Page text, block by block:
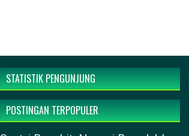
STATISTIK PENGUNJUNG
POSTINGAN TERPOPULER